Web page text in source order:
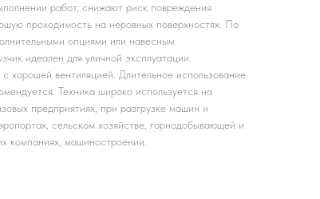
работ, снижают риск повреждения
проходимость на неровных поверхностях. По
опциями или навесным
идеален для уличной эксплуатации.
хорошей вентиляцией. Длительное использование
Техника широко используется на
предприятиях, при разгрузке машин и
сельском хозяйстве, горнодобывающей и
компаниях, машиностроении.